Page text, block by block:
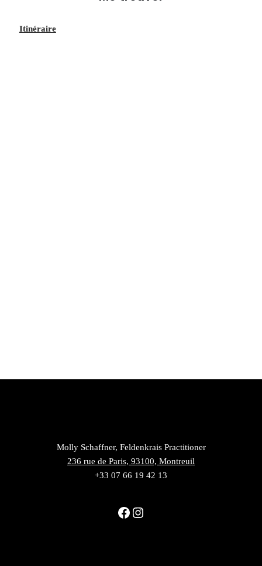
Itinéraire
Molly Schaffner, Feldenkrais Practitioner
236 rue de Paris, 93100, Montreuil
+33 07 66 19 42 13